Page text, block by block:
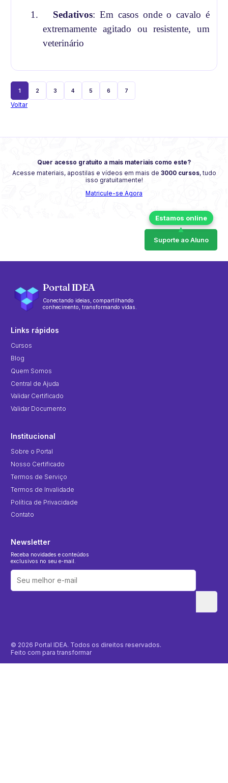
1.
Sedativos: Em casos onde o cavalo é
extremamente agitado ou resistente, um
veterinário
1 2 3 4 5 6 7
Voltar
Quer acesso gratuito a mais materiais como este?
Acesse materiais, apostilas e vídeos em mais de 3000 cursos, tudo
isso gratuitamente!
Matricule-se Agora
Suporte ao Aluno
Portal IDEA
Conectando ideias, compartilhando
conhecimento, transformando vidas.
Links rápidos
Cursos
Blog
Quem Somos
Central de Ajuda
Validar Certificado
Validar Documento
Institucional
Sobre o Portal
Nosso Certificado
Termos de Serviço
Termos de Invalidade
Política de Privacidade
Contato
Newsletter
Receba novidades e conteúdos
exclusivos no seu e-mail.
© 2026 Portal IDEA. Todos os direitos reservados.
Feito com para transformar